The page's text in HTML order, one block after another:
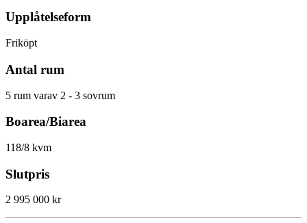
Upplåtelseform
Friköpt
Antal rum
5 rum varav 2 - 3 sovrum
Boarea/Biarea
118/8 kvm
Slutpris
2 995 000 kr